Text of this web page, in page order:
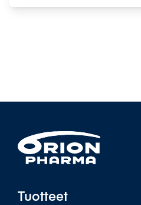
Tuotteet